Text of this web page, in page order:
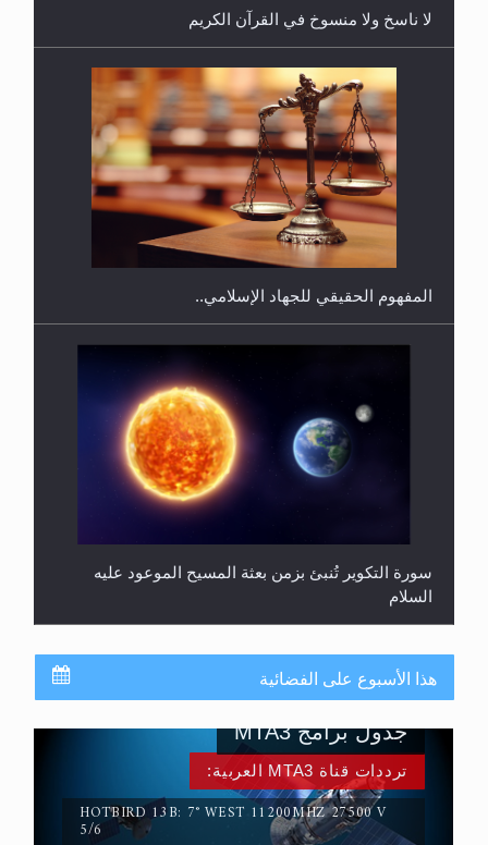
هل يجوز فتح مشروع كوافير نسائي للمحجبات وغير
المحجبات؟
لا ناسخ ولا منسوخ في القرآن الكريم
المفهوم الحقيقي للجهاد الإسلامي..
سورة التكوير تُنبئ بزمن بعثة المسيح الموعود عليه
السلام
هذا الأسبوع على الفضائية
ترددات قناة MTA3 العربية:
HOTBIRD 13B: 7° WEST 11200MHZ 27500 V
5/6
جدول برامج MTA3